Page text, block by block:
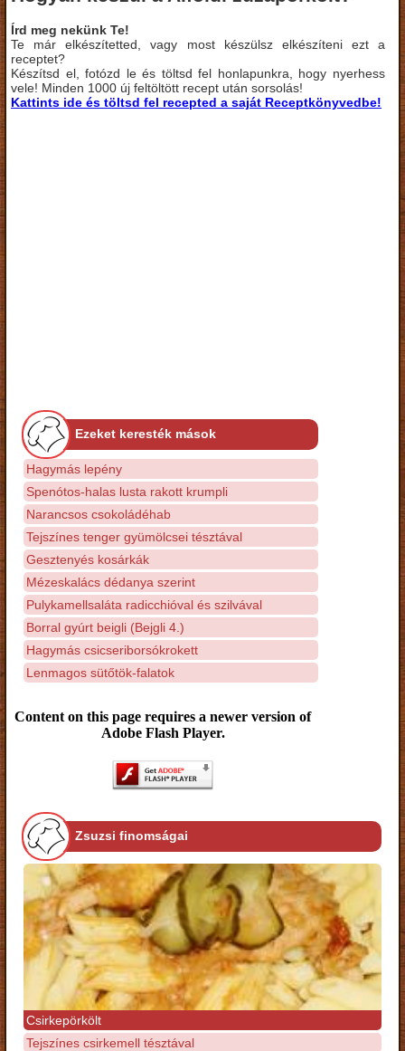
Írd meg nekünk Te!
Te már elkészítetted, vagy most készülsz elkészíteni ezt a
receptet?
Készítsd el, fotózd le és töltsd fel honlapunkra, hogy nyerhess
vele! Minden 1000 új feltöltött recept után sorsolás!
Kattints ide és töltsd fel recepted a saját Receptkönyvedbe!
Ezeket keresték mások
Hagymás lepény
Spenótos-halas lusta rakott krumpli
Narancsos csokoládéhab
Tejszínes tenger gyümölcsei tésztával
Gesztenyés kosárkák
Mézeskalács dédanya szerint
Pulykamellsaláta radicchióval és szilvával
Borral gyúrt beigli (Bejgli 4.)
Hagymás csicseriborsókrokett
Lenmagos sütőtök-falatok
Content on this page requires a newer version of
Adobe Flash Player.
Zsuzsi finomságai
Csirkepörkölt
Tejszínes csirkemell tésztával